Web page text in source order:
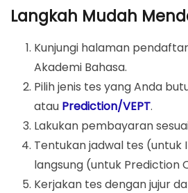
Langkah Mudah
Kunjungi halaman
Akademi Bahasa.
Pilih jenis tes yang Anda
atau Prediction/VEPT.
Lakukan pembayaran
Tentukan jadwal tes (untuk
langsung (untuk Prediction
Kerjakan tes dengan jujur